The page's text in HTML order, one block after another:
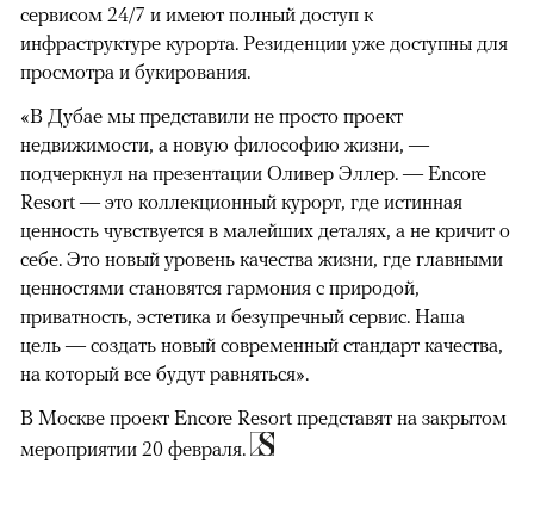
сервисом 24/7 и имеют полный доступ к
инфраструктуре курорта. Резиденции уже доступны для
просмотра и букирования.
«В Дубае мы представили не просто проект
недвижимости, а новую философию жизни, —
подчеркнул на презентации Оливер Эллер. — Encore
Resort — это коллекционный курорт, где истинная
ценность чувствуется в малейших деталях, а не кричит о
себе. Это новый уровень качества жизни, где главными
ценностями становятся гармония с природой,
приватность, эстетика и безупречный сервис. Наша
цель — создать новый современный стандарт качества,
на который все будут равняться».
В Москве проект Encore Resort представят на закрытом
мероприятии 20 февраля.